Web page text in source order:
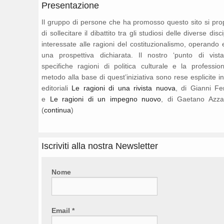
Presentazione
Il gruppo di persone che ha promosso questo sito si
di sollecitare il dibattito tra gli studiosi delle diverse
interessate alle ragioni del costituzionalismo, operando
una prospettiva dichiarata. Il nostro ‘punto di
specifiche ragioni di politica culturale e la
metodo alla base di quest’iniziativa sono rese esplicite
editoriali Le ragioni di una rivista nuova , di Gianni
e Le ragioni di un impegno nuovo , di Gaetano
(continua)
Iscriviti alla nostra Newsletter
Nome
Email *